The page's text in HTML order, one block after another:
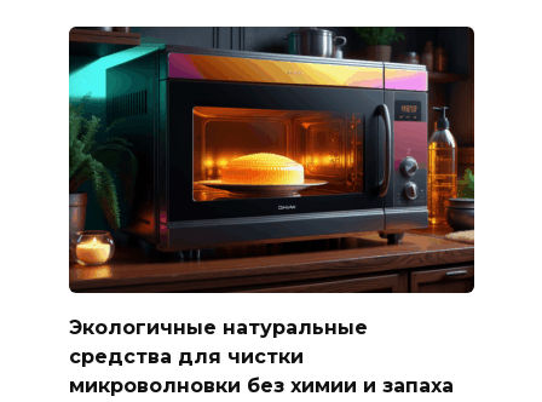
Экологичные натуральные
средства для чистки
микроволновки без химии и запаха